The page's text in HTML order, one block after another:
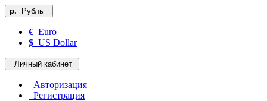
р. Рубль
€ Euro
$ US Dollar
Личный кабинет
Авторизация
Регистрация